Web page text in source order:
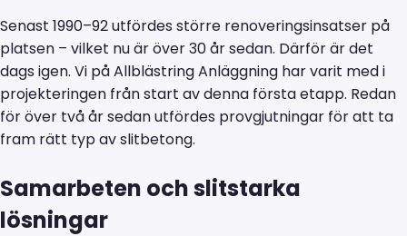
Senast 1990–92 utfördes större renoveringsinsatser på
platsen – vilket nu är över 30 år sedan. Därför är det
dags igen. Vi på Allblästring Anläggning har varit med i
projekteringen från start av denna första etapp. Redan
för över två år sedan utfördes provgjutningar för att ta
fram rätt typ av slitbetong.
Samarbeten och slitstarka
lösningar